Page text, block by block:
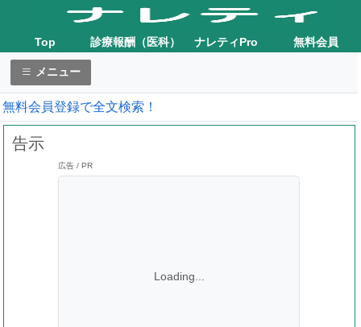
Top 診療報酬（医科） ナレティPro 無料会員
メニュー
無料会員登録で全文検索！
告示
広告 / PR
Loading...